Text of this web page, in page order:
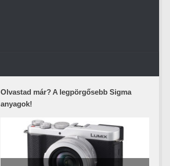
Olvastad már? A legpörgősebb Sigma
anyagok!